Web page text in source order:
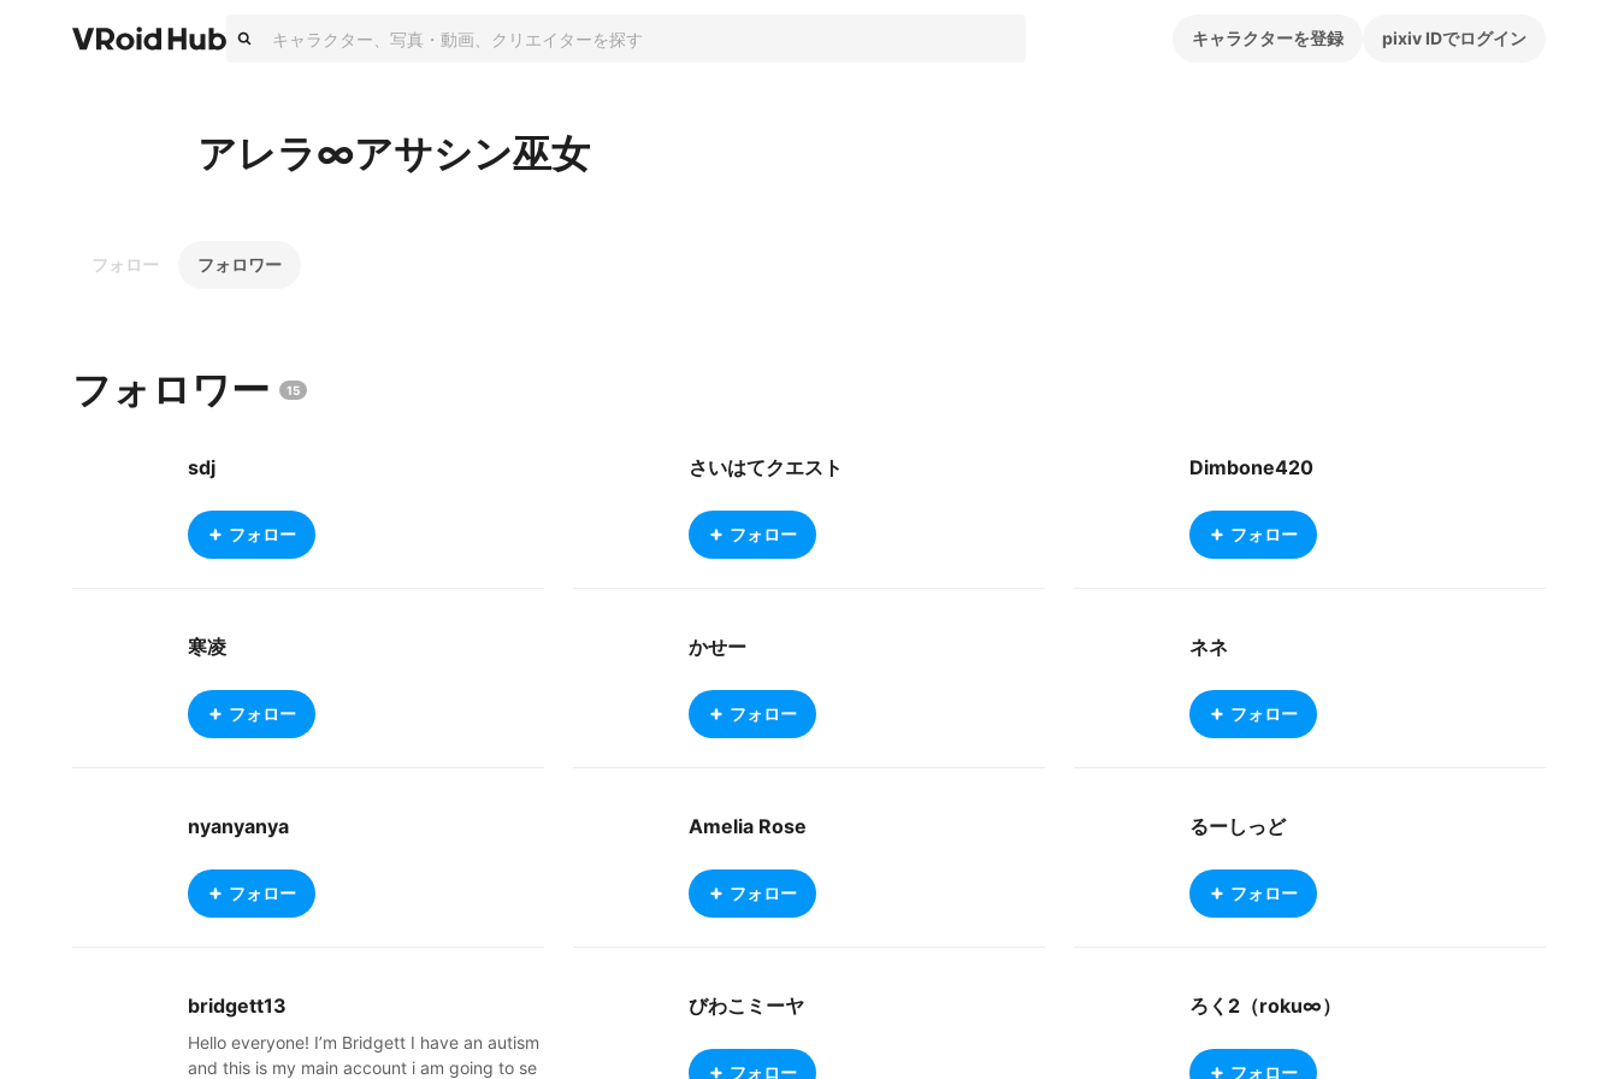
キャラクターを登録 pixiv IDでログイン
アレラ∞アサシン巫女
フォロー フォロワー
フォロワー 15
sdj
フォロー
さいはてクエスト
フォロー
Dimbone420
フォロー
寒凌
フォロー
かせー
フォロー
ネネ
フォロー
nyanyanya
フォロー
Amelia Rose
フォロー
るーしっど
フォロー
bridgett13
Hello everyone! I’m Bridgett I have an autism
and this is my main account i am going to se
びわこミーヤ
フォロー
ろく2（roku∞）
フォロー